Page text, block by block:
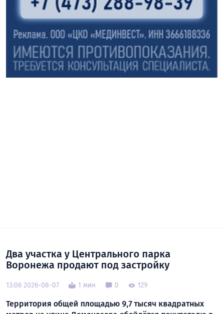
Два участка у Центрального парка
Воронежа продают под застройку
13:06 2026-08-07 1 мин 0 129
Территория общей площадью 9,7 тысяч квадратных